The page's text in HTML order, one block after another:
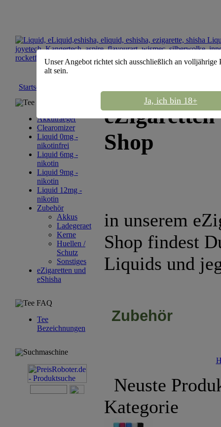
Startseite
Tee Sortiment
Akkutraeger
Clearomizer
Liquid 0mg -
nikotinfrei
Liquid 6mg -
nikotin
Liquid 9mg -
nikotin
Liquid 12mg -
nikotin
Zubehör
Akkus
Ladegeraet
Kerne
Huellen /
Schutz
Sonstiges
eZigaretten und
eShisha
Tee FAQ
Tee
Bezeichnungen
Suchmaschine
Shop
in unserem
Shop findest
Liquids und
Zubehör
Neuste
Kategorie
Unser Angebot richtet sich ausschließlich an volljährige
alt sein.
Ja, ich bin 18+